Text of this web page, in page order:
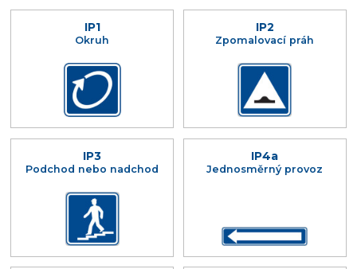
IP1
Okruh
IP2
Zpomalovací práh
IP3
Podchod nebo nadchod
IP4a
Jednosměrný provoz